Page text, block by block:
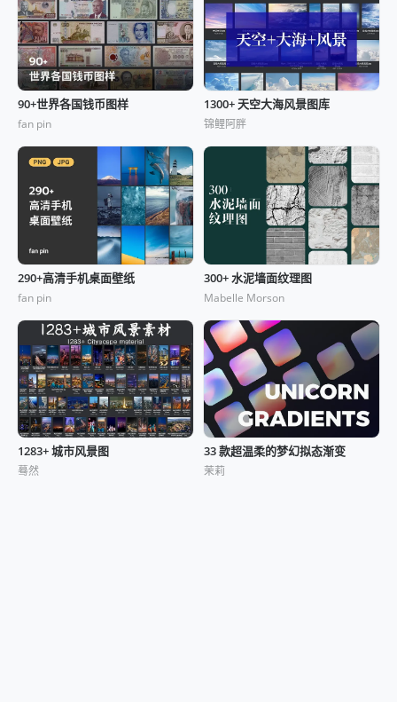
90+世界各国钱币图样
fan pin
1300+ 天空大海风景图库
锦鲤阿胖
290+高清手机桌面壁纸
fan pin
300+ 水泥墙面纹理图
Mabelle Morson
1283+ 城市风景图
蓦然
33 款超温柔的梦幻拟态渐变
茉莉